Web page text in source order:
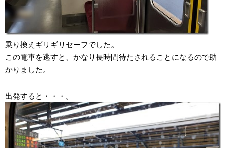
乗り換えギリギリセーフでした。
この電車を逃すと、かなり長時間待たされることになるので助
かりました。
出発すると・・・。